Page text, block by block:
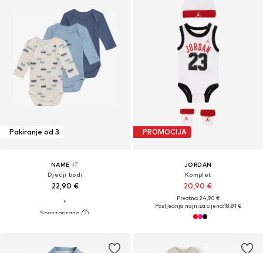
Pakiranje od 3
NAME IT
Dječji bodi
22,90 €
PROMOCIJA
JORDAN
Komplet
20,90 €
Prvotno: 24,90 €
Posljednja najniža cijena:18,81 €